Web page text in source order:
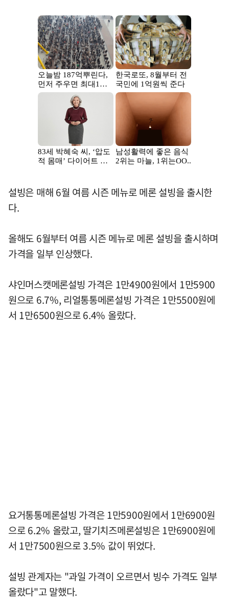
설빙은 매해 6월 여름 시즌 메뉴로 메론 설빙을 출시한
다.
올해도 6월부터 여름 시즌 메뉴로 메론 설빙을 출시하며
가격을 일부 인상했다.
샤인머스캣메론설빙 가격은 1만4900원에서 1만5900
원으로 6.7%, 리얼통통메론설빙 가격은 1만5500원에
서 1만6500원으로 6.4% 올랐다.
요거통통메론설빙 가격은 1만5900원에서 1만6900원
으로 6.2% 올랐고, 딸기치즈메론설빙은 1만6900원에
서 1만7500원으로 3.5% 값이 뛰었다.
설빙 관계자는 "과일 가격이 오르면서 빙수 가격도 일부
올랐다"고 말했다.